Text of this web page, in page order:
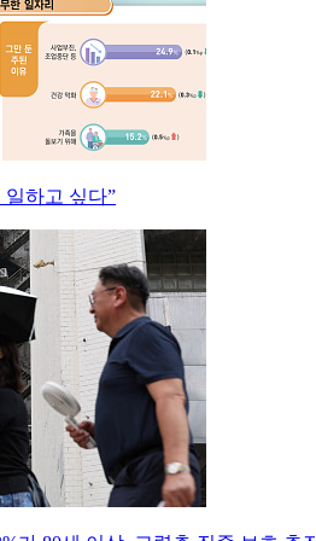
일하고 싶다”